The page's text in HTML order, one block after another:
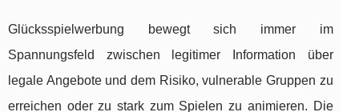
Glücksspielwerbung bewegt sich immer im
Spannungsfeld zwischen legitimer Information über
legale Angebote und dem Risiko, vulnerable Gruppen zu
erreichen oder zu stark zum Spielen zu animieren. Die